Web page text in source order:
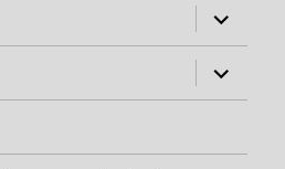
öffnen
öffnen